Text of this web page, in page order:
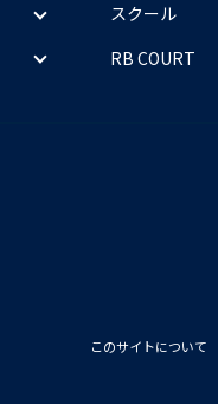
スクール
RB COURT
このサイトについて